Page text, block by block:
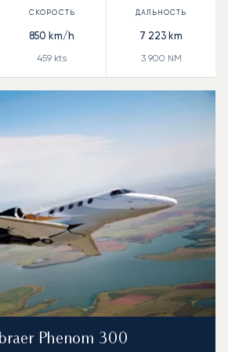
850 km/h
459 kts
7 223 km
3 900 NM
Phenom 300